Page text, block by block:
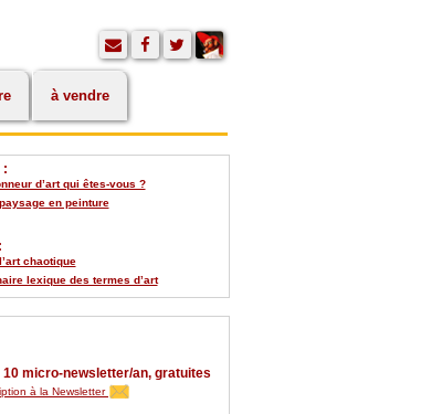
à vendre
:
d’art qui êtes-vous ?
en peinture
chaotique
lexique des termes d’art
10 micro-newsletter/an, gratuites
à la Newsletter